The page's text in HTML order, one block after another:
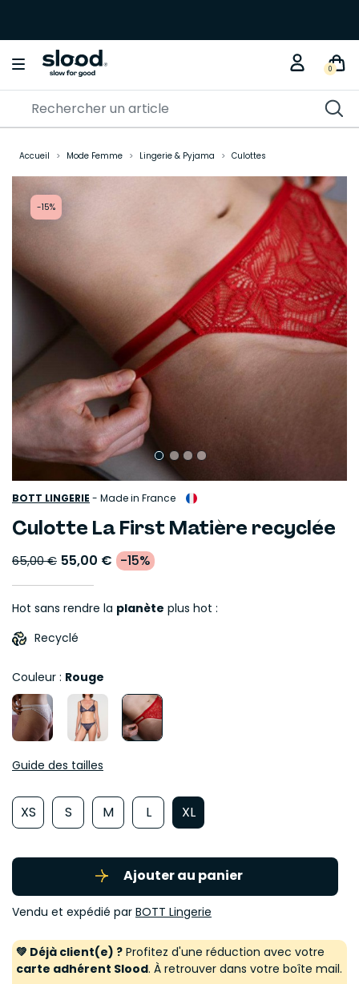
0
Accueil Mode Femme Lingerie & Pyjama Culottes
-15%
BOTT LINGERIE - Made in France
Culotte La First Matière recyclée
65,00 € 55,00 € -15%
Hot sans rendre la planète plus hot :
Recyclé
Couleur : Rouge
Guide des tailles
XS S M L XL
Ajouter au panier
Vendu et expédié par BOTT Lingerie
💚 Déjà client(e) ? Profitez d'une réduction avec votre
carte adhérent Slood. À retrouver dans votre boîte mail.